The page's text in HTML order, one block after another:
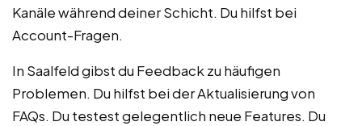
Kanäle während deiner Schicht. Du hilfst bei
Account-Fragen.
In Saalfeld gibst du Feedback zu häufigen
Problemen. Du hilfst bei der Aktualisierung von
FAQs. Du testest gelegentlich neue Features. Du